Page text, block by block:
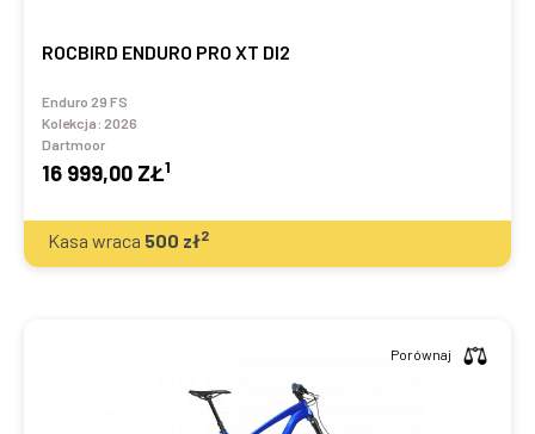
ROCBIRD ENDURO PRO XT DI2
Enduro 29 FS
Kolekcja: 2026
Dartmoor
16 999,00 ZŁ1
Kasa wraca 500 zł2
Porównaj